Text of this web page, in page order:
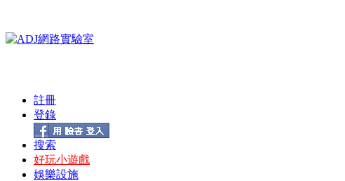
註冊
登錄
搜索
好玩小遊戲
娛樂設施